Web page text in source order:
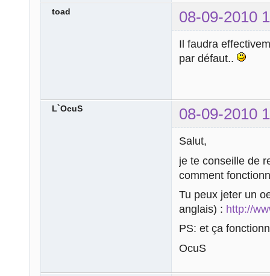
toad 08-09-2010
Il faudra
par défaut..
L`OcuS 08-09-2010
Salut,
je te conseille de
comment
Tu peux jeter un
anglais) : http://
PS: et ça
OcuS